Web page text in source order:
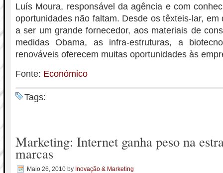
Luís Moura, responsável da agência e com
oportunidades não faltam. Desde os têxteis-lar, em
a ser um grande fornecedor, aos materiais de
medidas Obama, as infra-estruturas, a
renováveis oferecem muitas oportunidades às
Fonte: Económico
Tags:
Marketing: Internet ganha peso na
marcas
Maio 26, 2010 by Inovação & Marketing